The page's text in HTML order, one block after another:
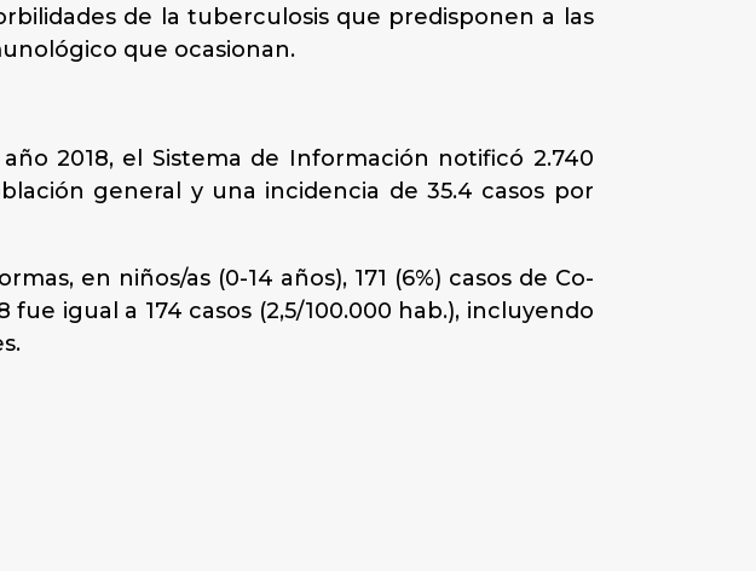
de la tuberculosis que predisponen a las
que ocasionan.
2018, el Sistema de Información notificó 2.740
general y una incidencia de 35.4 casos por
en niños/as (0-14 años), 171 (6%) casos de Co-
igual a 174 casos (2,5/100.000 hab.), incluyendo